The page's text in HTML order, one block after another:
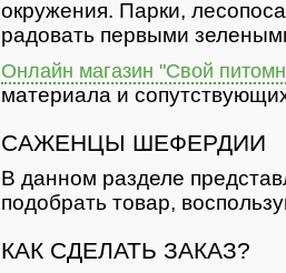
окружения. Парки,
радовать первыми
Онлайн магазин "Свой
материала и
САЖЕНЦЫ ШЕФЕРДИИ
В данном разделе
подобрать товар,
КАК СДЕЛАТЬ ЗАКАЗ?